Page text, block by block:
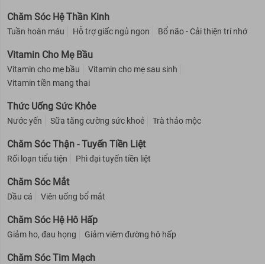
Chăm Sóc Hệ Thần Kinh
Tuần hoàn máu Hỗ trợ giấc ngủ ngon Bổ não - Cải thiện trí nhớ
Vitamin Cho Mẹ Bầu
Vitamin cho mẹ bầu
Vitamin cho mẹ sau sinh
Vitamin tiền mang thai
Thức Uống Sức Khỏe
Nước yến Sữa tăng cường sức khoẻ Trà thảo mộc
Chăm Sóc Thận - Tuyến Tiền Liệt
Rối loạn tiểu tiện Phì đại tuyến tiền liệt
Chăm Sóc Mắt
Dầu cá Viên uống bổ mắt
Chăm Sóc Hệ Hô Hấp
Giảm ho, đau họng Giảm viêm đường hô hấp
Chăm Sóc Tim Mạch